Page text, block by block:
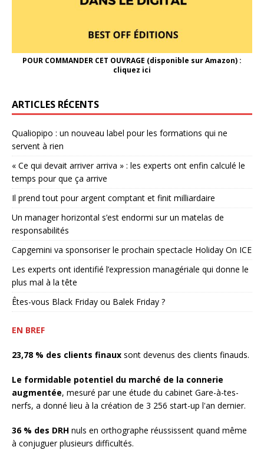
POUR COMMANDER CET OUVRAGE (disponible sur Amazon) :
cliquez ici
ARTICLES RÉCENTS
Qualiopipo : un nouveau label pour les formations qui ne
servent à rien
« Ce qui devait arriver arriva » : les experts ont enfin calculé le
temps pour que ça arrive
Il prend tout pour argent comptant et finit milliardaire
Un manager horizontal s’est endormi sur un matelas de
responsabilités
Capgemini va sponsoriser le prochain spectacle Holiday On ICE
Les experts ont identifié l’expression managériale qui donne le
plus mal à la tête
Êtes-vous Black Friday ou Balek Friday ?
EN BREF
23,78 % des clients finaux sont devenus des clients finauds.
Le formidable potentiel du marché de la connerie
augmentée, mesuré par une étude du cabinet Gare-à-tes-
nerfs, a donné lieu à la création de 3 256 start-up l'an dernier.
36 % des DRH nuls en orthographe réussissent quand même
à conjuguer plusieurs difficultés.